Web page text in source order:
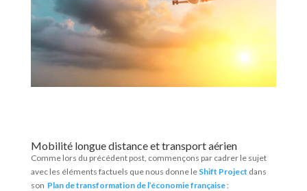
Mobilité longue distance et transport aérien
Comme lors du précédent post, commençons par cadrer le sujet
avec les éléments factuels que nous donne le Shift Project dans
son Plan de transformation de l’économie française: